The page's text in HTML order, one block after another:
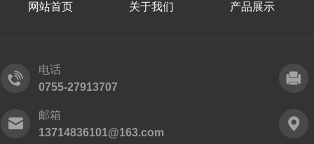
网站首页 关于我们 产品展示
电话
0755-27913707
邮箱
13714836101@163.com